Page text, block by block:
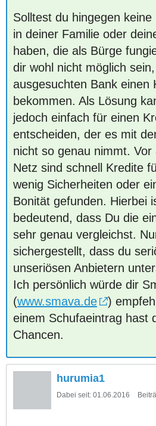
Solltest du hingegen
in deiner Familie oder
haben, die als Bürge
dir wohl nicht möglich
ausgesuchten Bank einen
bekommen. Als Lösung
jedoch einfach für einen
entscheiden, der es mit
nicht so genau nimmt.
Netz sind schnell Kredite
wenig Sicherheiten oder
Bonität gefunden. Hierbei
bedeutend, dass Du die
sehr genau vergleichst.
sichergestellt, dass du
unseriösen Anbietern
Ich persönlich würde dir
(www.smava.de
)
einem Schufaeintrag hast
Chancen.
hurumia1
Dabei seit: 01.06.2016